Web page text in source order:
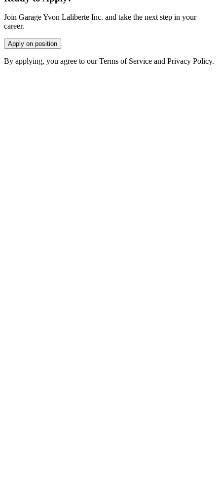
Join Garage Yvon Laliberte Inc. and take the next step in your
career.
Apply on position
By applying, you agree to our Terms of Service and Privacy Policy.